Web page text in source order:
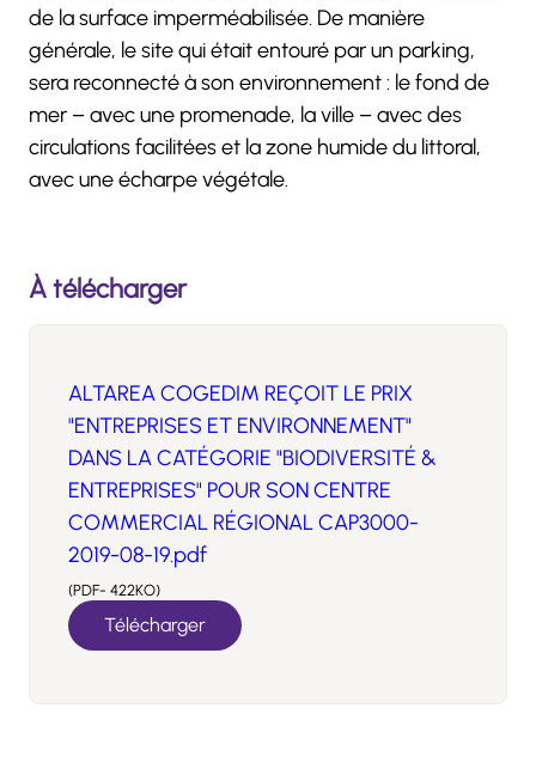
de la surface imperméabilisée. De manière
générale, le site qui était entouré par un parking,
sera reconnecté à son environnement : le fond de
mer – avec une promenade, la ville – avec des
circulations facilitées et la zone humide du littoral,
avec une écharpe végétale.
À télécharger
ALTAREA COGEDIM REÇOIT LE PRIX
"ENTREPRISES ET ENVIRONNEMENT"
DANS LA CATÉGORIE "BIODIVERSITÉ &
ENTREPRISES" POUR SON CENTRE
COMMERCIAL RÉGIONAL CAP3000-
2019-08-19.pdf
(PDF- 422KO)
Télécharger